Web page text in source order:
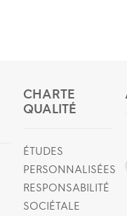
CHARTE
QUALITÉ
ÉTUDES
PERSONNALISÉES
RESPONSABILITÉ
SOCIÉTALE